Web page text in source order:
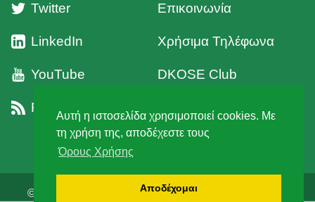
Αυτή η ιστοσελίδα χρησιμοποιεί cookies. Με
τη χρήση της, αποδέχεστε τους
Όρους Χρήσης
Αποδέχομαι
Twitter
LinkedIn
YouTube
RSS
Επικοινωνία
Χρήσιμα Τηλέφωνα
DKOSE Club
Όροι Χρήσης
© 2026 Δ' Κυνηγετική Ομοσπονδία Στερεάς Ελλάδος